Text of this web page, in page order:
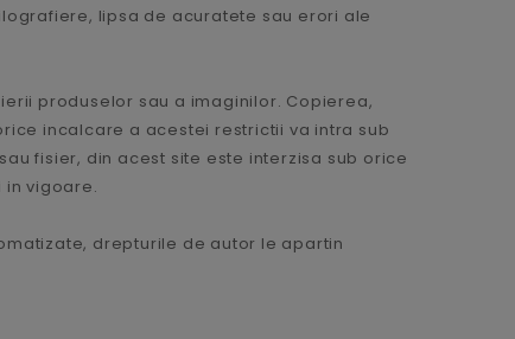
lipsa de acuratete sau erori ale
produselor sau a imaginilor. Copierea,
incalcare a acestei restrictii va intra sub
fisier, din acest site este interzisa sub orice
vigoare.
drepturile de autor le apartin